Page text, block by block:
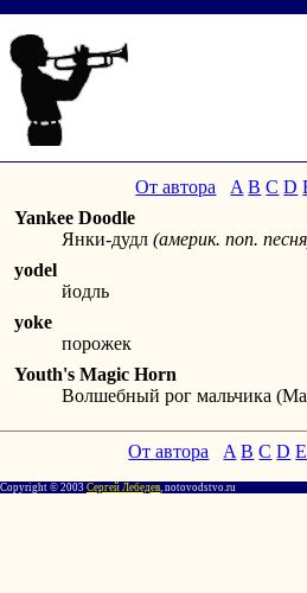
От автора A B C D
Yankee Doodle
Янки-дудл (америк. поп.
yodel
йодль
yoke
порожек
Youth's Magic Horn
Волшебный рог мальчика
От автора A B C D E
Copyright © 2003 Сергей Лебедев, notovodstvo.ru